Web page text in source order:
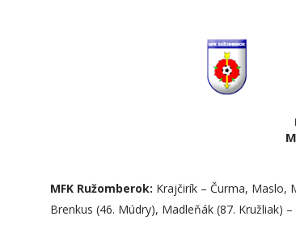
MFK Ružomberok: Krajčirík – Čurma, Maslo,
Brenkus (46. Múdry), Madleňák (87. Kružliak) –